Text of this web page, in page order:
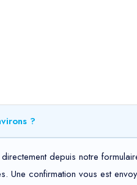
?
depuis notre
confirmation vous est